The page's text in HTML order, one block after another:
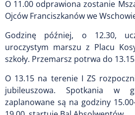
O 11.00 odprawiona zostanie
Ojców Franciszkanów we
Godzinę później, o 12.30,
uroczystym marszu z Placu
szkoły. Przemarsz potrwa do
O 13.15 na terenie I ZS
jubileuszowa. Spotkania w
zaplanowane są na godziny